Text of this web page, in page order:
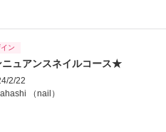
ン
ニュアンスネイルコース★
2/22
（nail）